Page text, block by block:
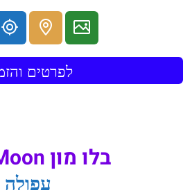
לפרטים
בלו מון Blue Moon
עפולה